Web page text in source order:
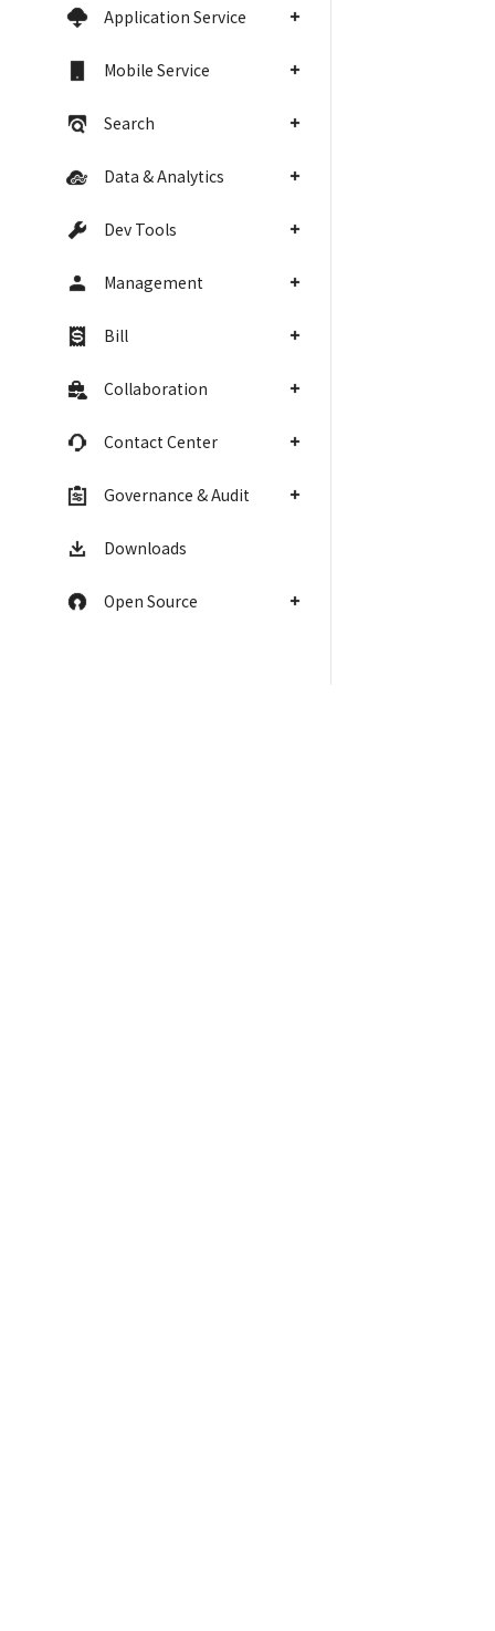
Application Service
Mobile Service
Search
Data & Analytics
Dev Tools
Management
Bill
Collaboration
Contact Center
Governance & Audit
Downloads
Open Source